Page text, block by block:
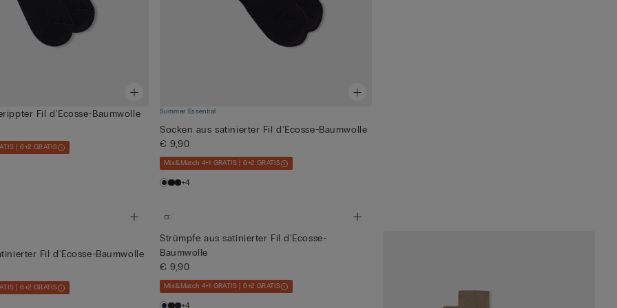
Fil d'Ecosse-Baumwolle
| 6+2 GRATIS
Summer Essential
Socken aus satinierter Fil d'Ecosse-Baumwolle
€ 9,90
Mix&Match 4+1 GRATIS | 6+2 GRATIS
+4
Fil d'Ecosse-Baumwolle
| 6+2 GRATIS
Strümpfe aus satinierter Fil d'Ecosse-
Baumwolle
€ 9,90
Mix&Match 4+1 GRATIS | 6+2 GRATIS
+4